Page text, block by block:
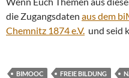
die Zugangsdaten aus dem
Chemnitz 1874 e.V. und seid
BIMOOC FREIE BILDUNG